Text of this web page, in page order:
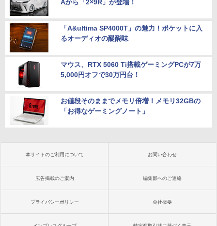
Aから「2×9R」が登場！
「A&ultima SP4000T」の魅力！ポケットに入
るオーディオの醍醐味
マウス、RTX 5060 Ti搭載ゲーミングPCが7万
5,000円オフで30万円台！
お値段そのままでメモリ倍増！メモリ32GBの
「お得なゲーミングノート」
本サイトのご利用について お問い合わせ
広告掲載のご案内 編集部へのご連絡
プライバシーポリシー 会社概要